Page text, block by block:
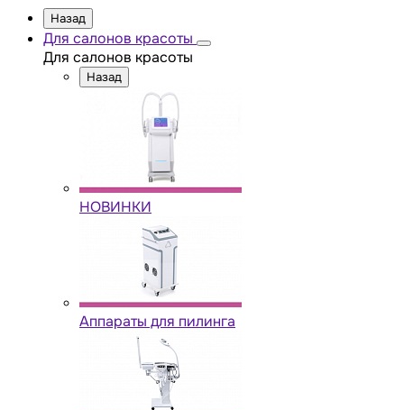
Назад
Для салонов красоты
Для салонов красоты
Назад
НОВИНКИ
Аппараты для пилинга